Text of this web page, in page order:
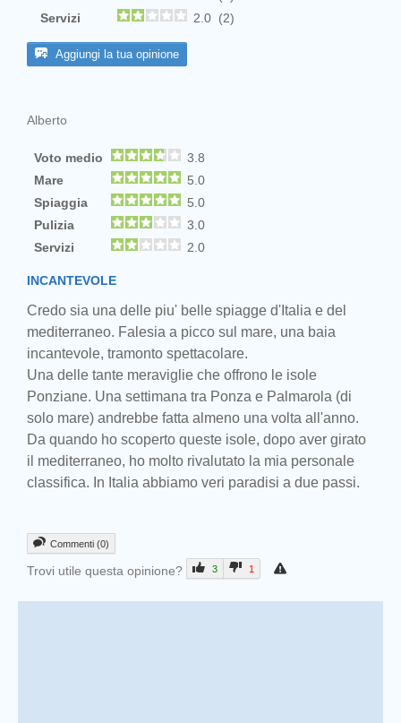
Servizi
2.0 (2)
Aggiungi la tua opinione
Alberto
Voto medio
3.8
Mare
5.0
Spiaggia
5.0
Pulizia
3.0
Servizi
2.0
INCANTEVOLE
Credo sia una delle piu' belle spiagge d'Italia e del
mediterraneo. Falesia a picco sul mare, una baia
incantevole, tramonto spettacolare.
Una delle tante meraviglie che offrono le isole
Ponziane. Una settimana tra Ponza e Palmarola (di
solo mare) andrebbe fatta almeno una volta all'anno.
Da quando ho scoperto queste isole, dopo aver girato
il mediterraneo, ho molto rivalutato la mia personale
classifica. In Italia abbiamo veri paradisi a due passi.
Commenti (0)
Trovi utile questa opinione? 3 1